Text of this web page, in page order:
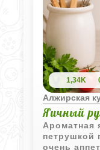
1,34K
Алжирская
Яичный
Ароматная
петрушкой
очень